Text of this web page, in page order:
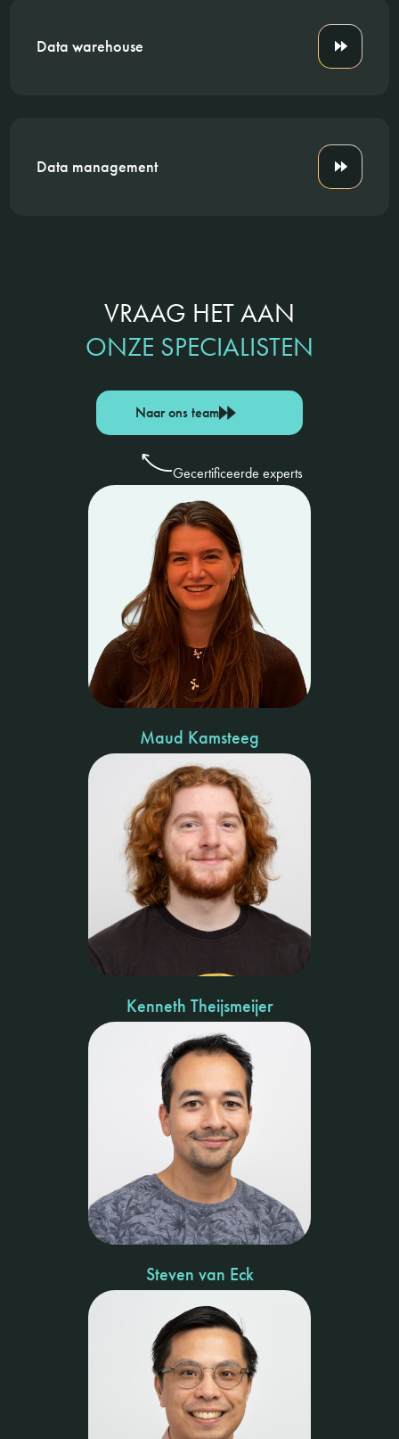
Data warehouse
Data management
VRAAG HET AAN
ONZE SPECIALISTEN
Naar ons team
Gecertificeerde experts
Maud Kamsteeg
Kenneth Theijsmeijer
Steven van Eck